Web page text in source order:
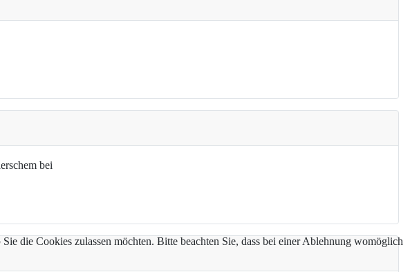
bei
die Cookies zulassen möchten. Bitte beachten Sie, dass bei einer Ablehnung womöglich